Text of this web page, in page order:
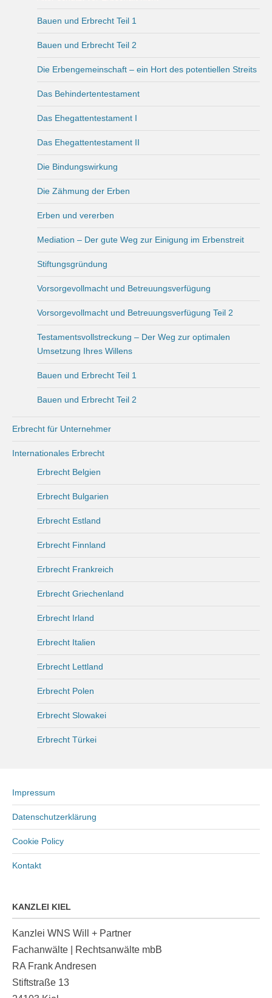
Bauen und Erbrecht Teil 1
Bauen und Erbrecht Teil 2
Die Erbengemeinschaft – ein Hort des potentiellen Streits
Das Behindertentestament
Das Ehegattentestament I
Das Ehegattentestament II
Die Bindungswirkung
Die Zähmung der Erben
Erben und vererben
Mediation – Der gute Weg zur Einigung im Erbenstreit
Stiftungsgründung
Vorsorgevollmacht und Betreuungsverfügung
Vorsorgevollmacht und Betreuungsverfügung Teil 2
Testamentsvollstreckung – Der Weg zur optimalen
Umsetzung Ihres Willens
Bauen und Erbrecht Teil 1
Bauen und Erbrecht Teil 2
Erbrecht für Unternehmer
Internationales Erbrecht
Erbrecht Belgien
Erbrecht Bulgarien
Erbrecht Estland
Erbrecht Finnland
Erbrecht Frankreich
Erbrecht Griechenland
Erbrecht Irland
Erbrecht Italien
Erbrecht Lettland
Erbrecht Polen
Erbrecht Slowakei
Erbrecht Türkei
Impressum
Datenschutzerklärung
Cookie Policy
Kontakt
KANZLEI KIEL
Kanzlei WNS Will + Partner
Fachanwälte | Rechtsanwälte mbB
RA Frank Andresen
Stiftstraße 13